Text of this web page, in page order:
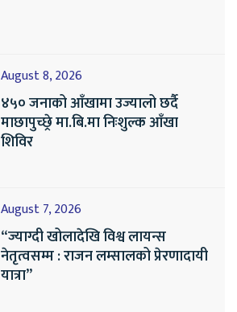
August 8, 2026
४५० जनाको आँखामा उज्यालो छर्दै
माछापुच्छ्रे मा.बि.मा निःशुल्क आँखा
शिविर
August 7, 2026
“ज्याग्दी खोलादेखि विश्व लायन्स
नेतृत्वसम्म : राजन लम्सालको प्रेरणादायी
यात्रा”